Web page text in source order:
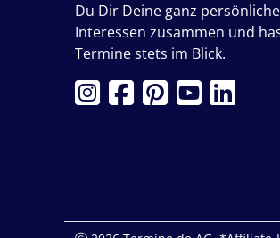
Du Dir Deine ganz
Interessen zusammen und
Termine stets im Blick.